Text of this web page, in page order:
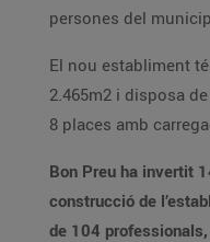
persones del
El nou establiment
2.465m2 i disposa
8 places amb
Bon Preu ha invertit
construcció de
de 104